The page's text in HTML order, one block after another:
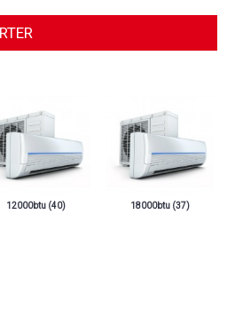
12000btu (40) 18000btu (37)